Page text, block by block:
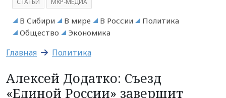
В Сибири В мире В России
Политика
Общество
Экономика
Главная Политика
Алексей Додатко: Съезд
«Единой России» завершит